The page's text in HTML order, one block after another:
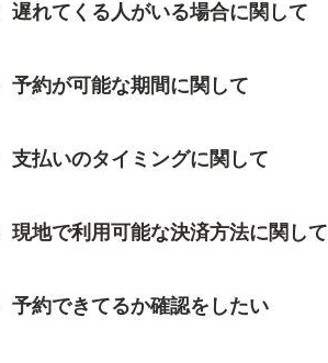
遅れてくる人がいる場合に関して
予約が可能な期間に関して
支払いのタイミングに関して
現地で利用可能な決済方法に関して
予約できてるか確認をしたい